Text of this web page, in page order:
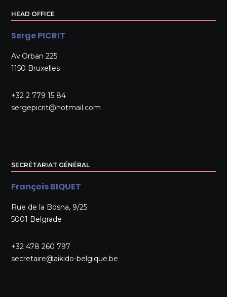
HEAD OFFICE
Serge PICRIT
Av.Orban 225
1150 Bruxelles
+32 2 779 15 84
sergepicrit@hotmail.com
SECRÉTARIAT GÉNÉRAL
François BIQUET
Rue de la Bosna, 9/25
5001 Belgrade
+32 478 260 797
secretaire@aikido-belgique.be